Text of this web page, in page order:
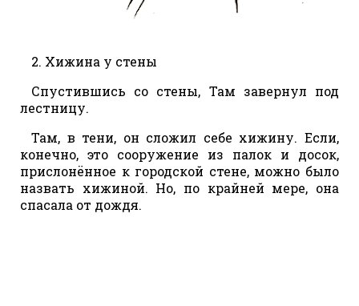
2. Хижина у стены
Спустившись со стены, Там завернул под
лестницу.
Там, в тени, он сложил себе хижину. Если,
конечно, это сооружение из палок и досок,
прислонённое к городской стене, можно было
назвать хижиной. Но, по крайней мере, она
спасала от дождя.